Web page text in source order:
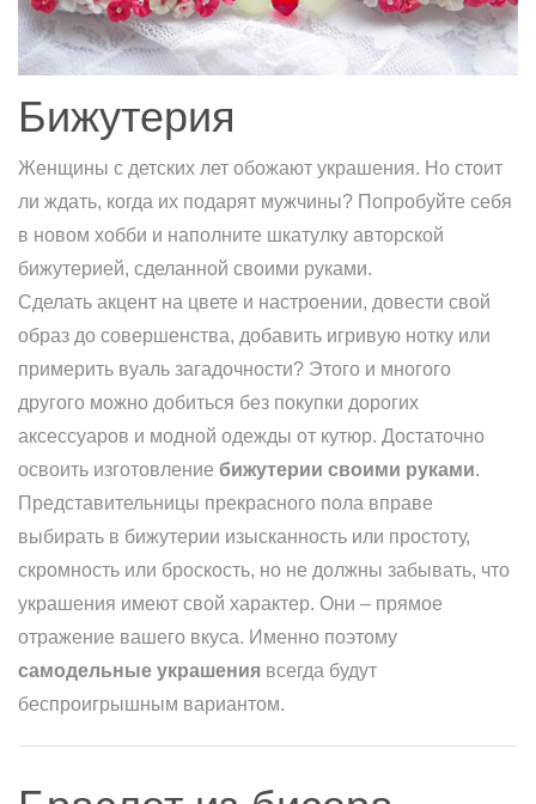
Бижутерия
Женщины с детских лет обожают украшения. Но стоит
ли ждать, когда их подарят мужчины? Попробуйте себя
в новом хобби и наполните шкатулку авторской
бижутерией, сделанной своими руками.
Сделать акцент на цвете и настроении, довести свой
образ до совершенства, добавить игривую нотку или
примерить вуаль загадочности? Этого и многого
другого можно добиться без покупки дорогих
аксессуаров и модной одежды от кутюр. Достаточно
освоить изготовление бижутерии своими руками.
Представительницы прекрасного пола вправе
выбирать в бижутерии изысканность или простоту,
скромность или броскость, но не должны забывать, что
украшения имеют свой характер. Они – прямое
отражение вашего вкуса. Именно поэтому
самодельные украшения всегда будут
беспроигрышным вариантом.